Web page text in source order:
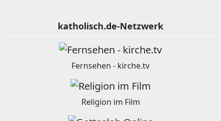
katholisch.de-Netzwerk
Fernsehen - kirche.tv
Religion im Film